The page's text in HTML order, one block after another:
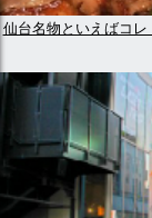
仙台名物といえばコレ